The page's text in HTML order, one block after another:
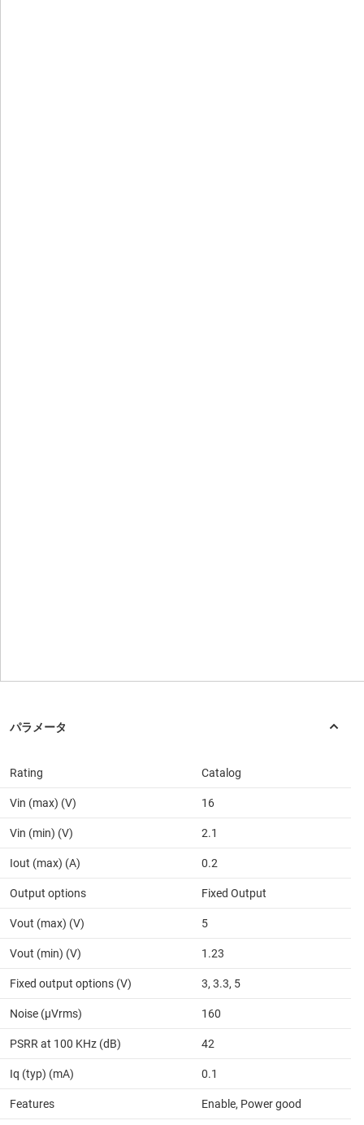
Rating Catalog
Vin (max) (V) 16
Vin (min) (V) 2.1
Iout (max) (A) 0.2
Output options Fixed Output
Vout (max) (V) 5
Vout (min) (V) 1.23
Fixed output options (V) 3, 3.3, 5
Noise (µVrms) 160
PSRR at 100 KHz (dB) 42
Iq (typ) (mA) 0.1
Features Enable, Power good